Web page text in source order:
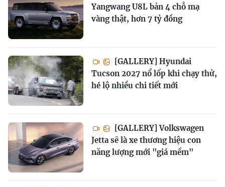
Yangwang U8L bản 4 chỗ mạ
vàng thật, hơn 7 tỷ đồng
[GALLERY] Hyundai
Tucson 2027 nổ lốp khi chạy thử,
hé lộ nhiều chi tiết mới
[GALLERY] Volkswagen
Jetta sẽ là xe thương hiệu con
năng lượng mới "giá mềm"